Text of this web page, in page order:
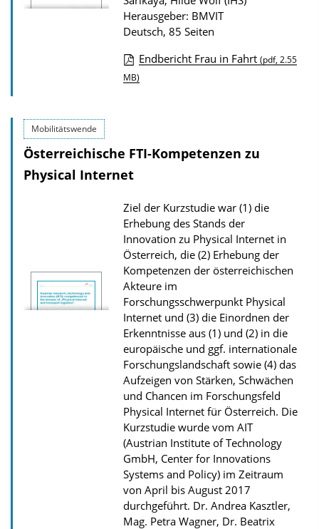
P
u
b
l
t
i
n
Herausgeber: BMVIT
Deutsch, 85 Seiten
D
l
o
d
s
z
u
r
P
u
b
l
i
k
a
t
i
o
n
Endbericht Frau in Fahrt (pdf, 2.55
MB)
Mobilitätswende
Österreichische FTI-Kompetenzen zu
Physical Internet
Ziel der Kurzstudie war (1) die
Erhebung des Stands der
Innovation zu Physical Internet in
Österreich, die (2) Erhebung der
Kompetenzen der österreichischen
Akteure im
Forschungsschwerpunkt Physical
Internet und (3) die Einordnen der
Erkenntnisse aus (1) und (2) in die
europäische und ggf. internationale
Forschungslandschaft sowie (4) das
Aufzeigen von Stärken, Schwächen
und Chancen im Forschungsfeld
Physical Internet für Österreich. Die
Kurzstudie wurde vom AIT
(Austrian Institute of Technology
GmbH, Center for Innovations
Systems and Policy) im Zeitraum
von April bis August 2017
durchgeführt. Dr. Andrea Kasztler,
Mag. Petra Wagner, Dr. Beatrix